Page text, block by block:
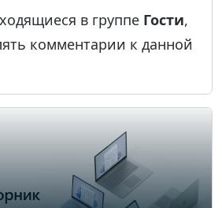
в группе Гости,
комментарии к данной